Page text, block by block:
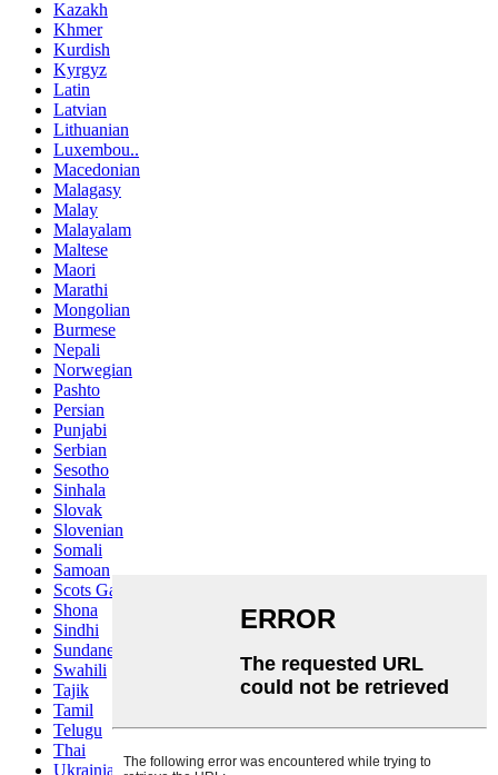
Kazakh
Khmer
Kurdish
Kyrgyz
Latin
Latvian
Lithuanian
Luxembou..
Macedonian
Malagasy
Malay
Malayalam
Maltese
Maori
Marathi
Mongolian
Burmese
Nepali
Norwegian
Pashto
Persian
Punjabi
Serbian
Sesotho
Sinhala
Slovak
Slovenian
Somali
Samoan
Scots Gaelic
Shona
Sindhi
Sundanese
Swahili
Tajik
Tamil
Telugu
Thai
Ukrainian